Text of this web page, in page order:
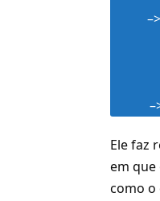
–>
Ele faz
em que
como o